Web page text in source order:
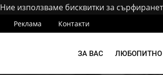
Ние използваме бисквитки за
Реклама Контакти
ЗА ВАС ЛЮБОПИТНО